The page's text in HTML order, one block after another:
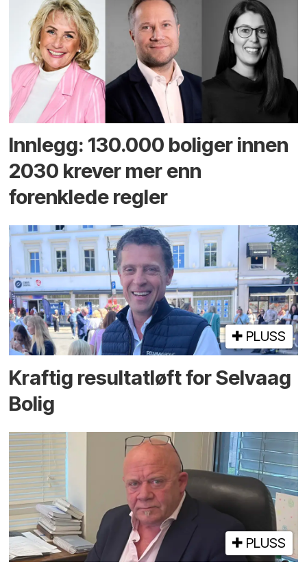
Innlegg: 130.000 boliger innen
2030 krever mer enn
forenklede regler
PLUSS
Kraftig resultatløft for Selvaag
Bolig
PLUSS